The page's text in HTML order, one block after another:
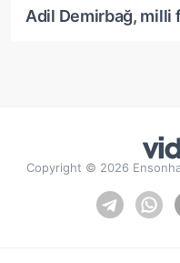
Adil Demirbağ, milli
Copyright © 2026